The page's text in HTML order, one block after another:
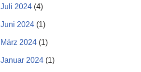
Juli 2024 (4)
Juni 2024 (1)
März 2024 (1)
Januar 2024 (1)